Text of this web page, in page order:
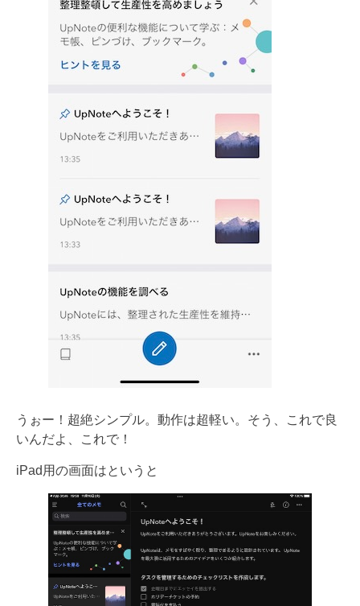
うぉー！超絶シンプル。動作は超軽い。そう、これで良
いんだよ、これで！
iPad用の画面はというと